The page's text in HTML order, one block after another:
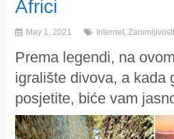
Africi
May 1, 2021 Internet, Zanimljivosti
Prema legendi, na
igralište divova, a kada
posjetite, biće vam